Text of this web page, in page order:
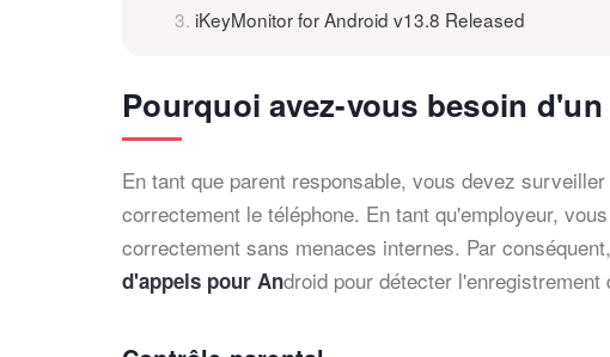
iKeyMonitor for Android v13.8 Released
Pourquoi avez-vous besoin
En tant que parent responsable, vous devez
correctement le téléphone. En tant qu'employeur,
correctement sans menaces internes. Par
d'appels pour Android pour détecter